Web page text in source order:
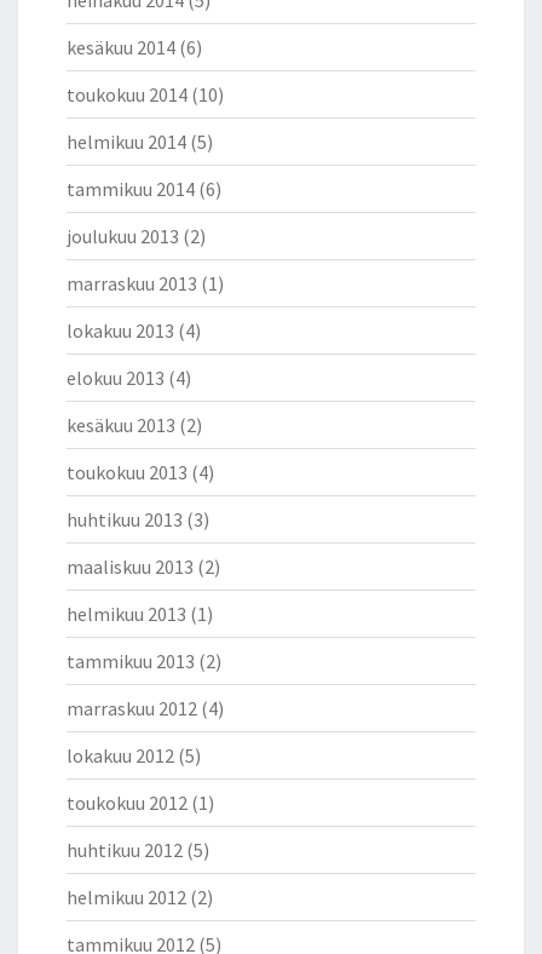
kesäkuu 2014 (6)
toukokuu 2014 (10)
helmikuu 2014 (5)
tammikuu 2014 (6)
joulukuu 2013 (2)
marraskuu 2013 (1)
lokakuu 2013 (4)
elokuu 2013 (4)
kesäkuu 2013 (2)
toukokuu 2013 (4)
huhtikuu 2013 (3)
maaliskuu 2013 (2)
helmikuu 2013 (1)
tammikuu 2013 (2)
marraskuu 2012 (4)
lokakuu 2012 (5)
toukokuu 2012 (1)
huhtikuu 2012 (5)
helmikuu 2012 (2)
tammikuu 2012 (5)